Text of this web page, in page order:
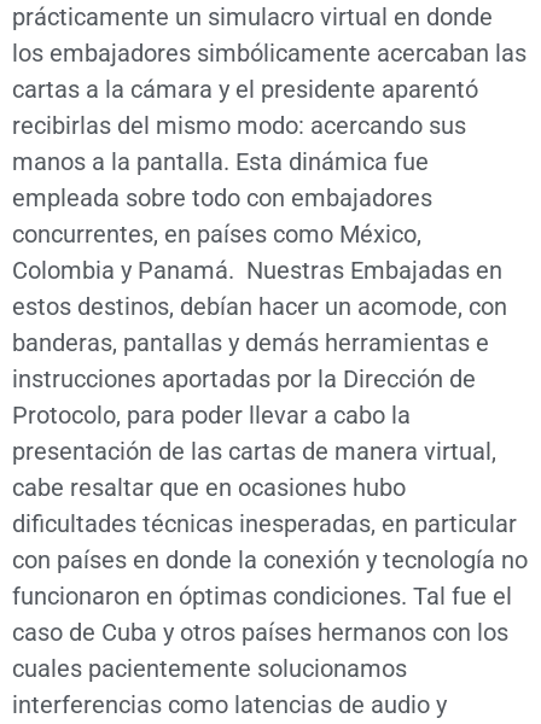
prácticamente un simulacro virtual en donde
los embajadores simbólicamente acercaban las
cartas a la cámara y el presidente aparentó
recibirlas del mismo modo: acercando sus
manos a la pantalla. Esta dinámica fue
empleada sobre todo con embajadores
concurrentes, en países como México,
Colombia y Panamá. Nuestras Embajadas en
estos destinos, debían hacer un acomode, con
banderas, pantallas y demás herramientas e
instrucciones aportadas por la Dirección de
Protocolo, para poder llevar a cabo la
presentación de las cartas de manera virtual,
cabe resaltar que en ocasiones hubo
dificultades técnicas inesperadas, en particular
con países en donde la conexión y tecnología no
funcionaron en óptimas condiciones. Tal fue el
caso de Cuba y otros países hermanos con los
cuales pacientemente solucionamos
interferencias como latencias de audio y